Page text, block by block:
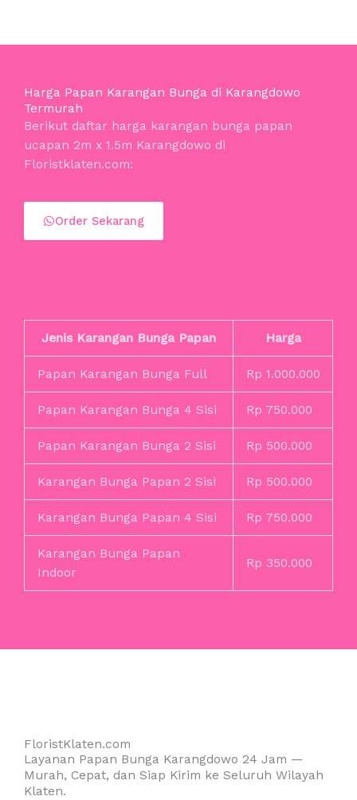
Jenis Karangan Bunga Papan Harga
Papan Karangan Bunga Full Rp 1.000.000
Papan Karangan Bunga 4 Sisi Rp 750.000
Papan Karangan Bunga 2 Sisi Rp 500.000
Karangan Bunga Papan 2 Sisi Rp 500.000
Karangan Bunga Papan 4 Sisi Rp 750.000
Karangan Bunga Papan
Indoor
Rp 350.000
Harga Papan Karangan Bunga di Karangdowo
Termurah
Berikut daftar harga karangan bunga papan
ucapan 2m x 1.5m Karangdowo di
Floristklaten.com:
Order Sekarang
FloristKlaten.com
Layanan Papan Bunga Karangdowo 24 Jam —
Murah, Cepat, dan Siap Kirim ke Seluruh Wilayah
Klaten.